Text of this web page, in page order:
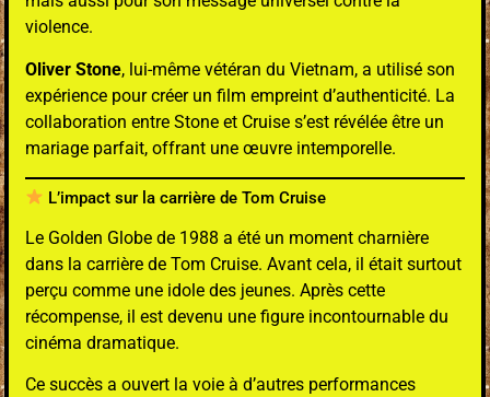
violence.
Oliver Stone, lui-même vétéran du Vietnam, a utilisé son
expérience pour créer un film empreint d’authenticité. La
collaboration entre Stone et Cruise s’est révélée être un
mariage parfait, offrant une œuvre intemporelle.
L’impact sur la carrière de Tom Cruise
Le Golden Globe de 1988 a été un moment charnière
dans la carrière de Tom Cruise. Avant cela, il était surtout
perçu comme une idole des jeunes. Après cette
récompense, il est devenu une figure incontournable du
cinéma dramatique.
Ce succès a ouvert la voie à d’autres performances